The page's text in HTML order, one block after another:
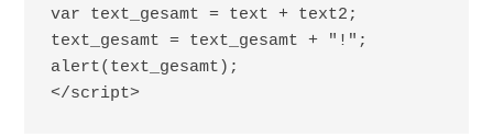
var text_gesamt = text + text2;
text_gesamt = text_gesamt + "!";
alert(text_gesamt);